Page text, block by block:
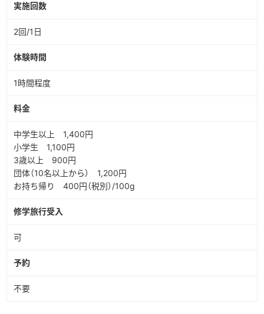
実施回数
2回/1日
体験時間
1時間程度
料金
中学生以上 1,400円
小学生 1,100円
3歳以上 900円
団体（10名以上から） 1,200円
お持ち帰り 400円（税別）/100g
修学旅行受入
可
予約
不要